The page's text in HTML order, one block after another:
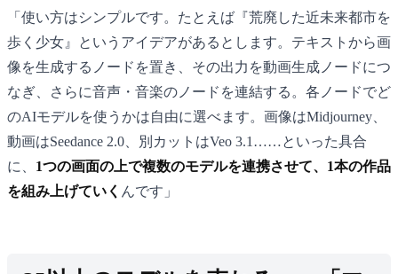
「使い方はシンプルです。たとえば『荒廃した近未来都市を
歩く少女』というアイデアがあるとします。テキストから画
像を生成するノードを置き、その出力を動画生成ノードにつ
なぎ、さらに音声・音楽のノードを連結する。各ノードでど
のAIモデルを使うかは自由に選べます。画像はMidjourney、
動画はSeedance 2.0、別カットはVeo 3.1……といった具合
に、 1つの画面の上で複数のモデルを連携させて、1本の作品
を組み上げていく んです」